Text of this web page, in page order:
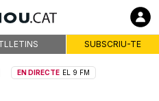
SUBSCRIU-TE
EN DIRECTE EL 9 FM